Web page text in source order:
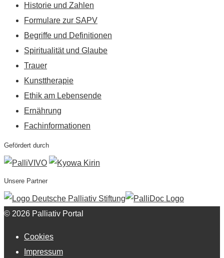
Historie und Zahlen
Formulare zur SAPV
Begriffe und Definitionen
Spiritualität und Glaube
Trauer
Kunsttherapie
Ethik am Lebensende
Ernährung
Fachinformationen
Gefördert durch
Unsere Partner
© 2026 Palliativ Portal
Cookies
Impressum